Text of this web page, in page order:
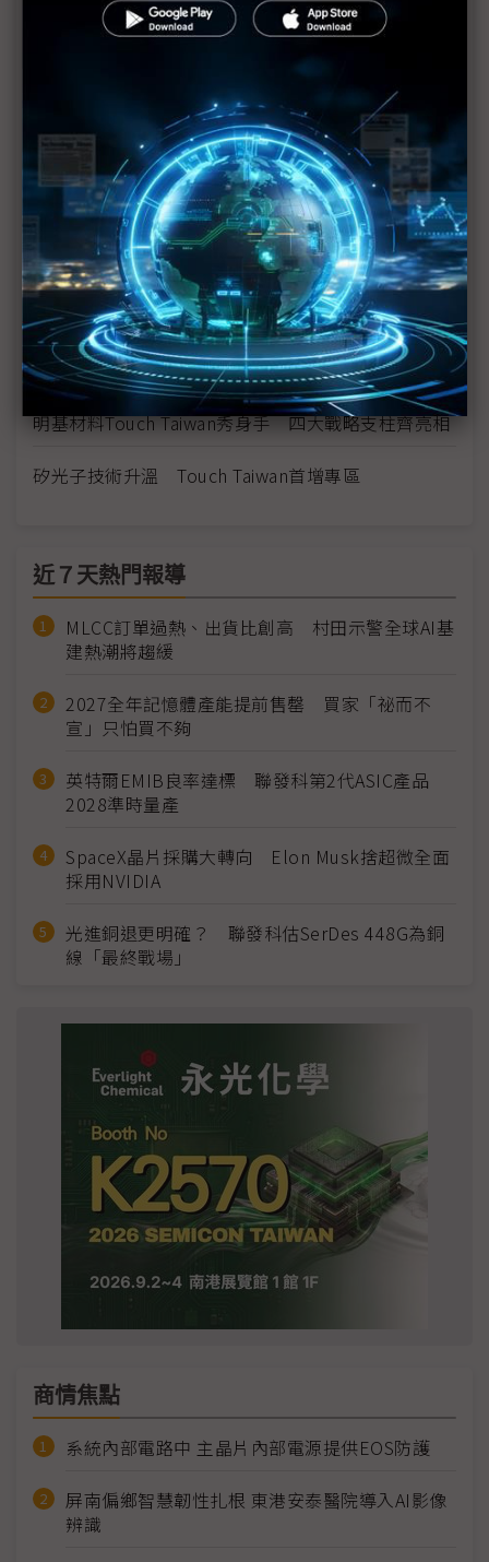
光進銅退時代來臨
電子紙、3D顯微手術應用吸睛 友達攜達擎、元豐
Touch Taiwan秀跨域落地成果
搶攻AI資料中心高速互連 富采攜友達、鼎元大秀
Micro LED光通訊
首創「玻璃基板衛星天線」搶攻車用市場 友達
Micro LED照亮Touch Taiwan
富采推像素化車用光源平台 打入國際車廠供應鏈
富采攜手生態圈夥伴 Touch Taiwan搶進機器人自動
化
明基材料Touch Taiwan秀身手 四大戰略支柱齊亮相
矽光子技術升溫 Touch Taiwan首增專區
近７天熱門報導
MLCC訂單過熱、出貨比創高 村田示警全球AI基
建熱潮將趨緩
2027全年記憶體產能提前售罄 買家「祕而不
宣」只怕買不夠
英特爾EMIB良率達標 聯發科第2代ASIC產品
2028準時量產
SpaceX晶片採購大轉向 Elon Musk捨超微全面
採用NVIDIA
光進銅退更明確？ 聯發科估SerDes 448G為銅
線「最終戰場」
商情焦點
系統內部電路中 主晶片內部電源提供EOS防護
屏南偏鄉智慧韌性扎根 東港安泰醫院導入AI影像
辨識